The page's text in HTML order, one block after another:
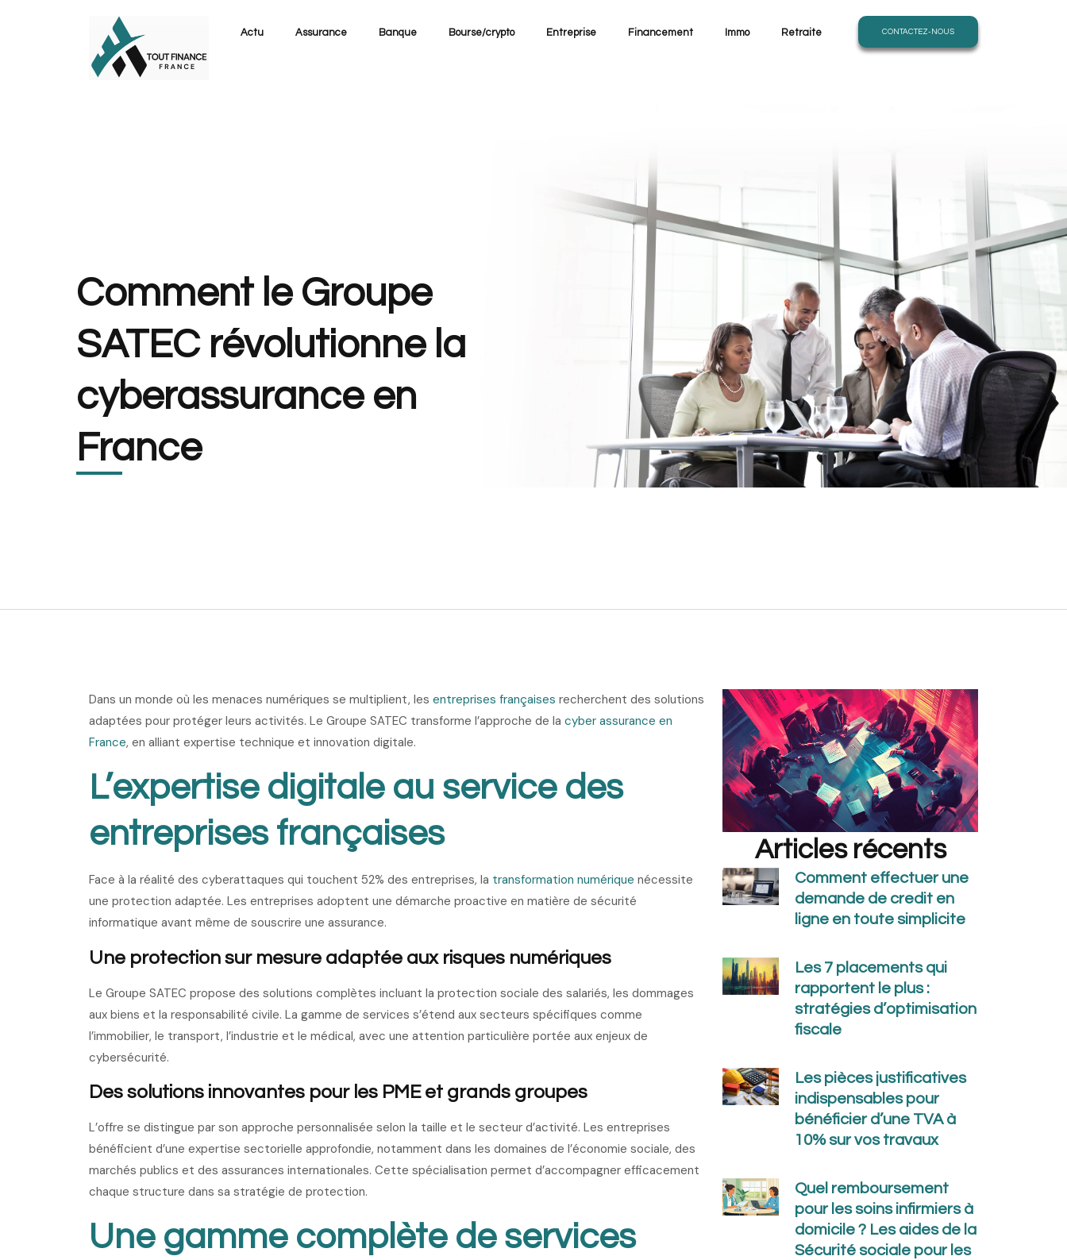
Actu Assurance Banque Bourse/crypto Entreprise Financement Immo Retraite CONTACTEZ-NOUS
Comment le Groupe
SATEC révolutionne la
cyberassurance en
France
Dans un monde où les menaces numériques se multiplient, les entreprises françaises recherchent des solutions
adaptées pour protéger leurs activités. Le Groupe SATEC transforme l’approche de la cyber assurance en
France, en alliant expertise technique et innovation digitale.
L’expertise digitale au service des
entreprises françaises
Face à la réalité des cyberattaques qui touchent 52% des entreprises, la transformation numérique nécessite
une protection adaptée. Les entreprises adoptent une démarche proactive en matière de sécurité
informatique avant même de souscrire une assurance.
Une protection sur mesure adaptée aux risques numériques
Le Groupe SATEC propose des solutions complètes incluant la protection sociale des salariés, les dommages
aux biens et la responsabilité civile. La gamme de services s’étend aux secteurs spécifiques comme
l’immobilier, le transport, l’industrie et le médical, avec une attention particulière portée aux enjeux de
cybersécurité.
Des solutions innovantes pour les PME et grands groupes
L’offre se distingue par son approche personnalisée selon la taille et le secteur d’activité. Les entreprises
bénéficient d’une expertise sectorielle approfondie, notamment dans les domaines de l’économie sociale, des
marchés publics et des assurances internationales. Cette spécialisation permet d’accompagner efficacement
chaque structure dans sa stratégie de protection.
Une gamme complète de services
Articles récents
Comment effectuer une
demande de credit en
ligne en toute simplicite
Les 7 placements qui
rapportent le plus :
stratégies d’optimisation
fiscale
Les pièces justificatives
indispensables pour
bénéficier d’une TVA à
10% sur vos travaux
Quel remboursement
pour les soins infirmiers à
domicile ? Les aides de la
Sécurité sociale pour les